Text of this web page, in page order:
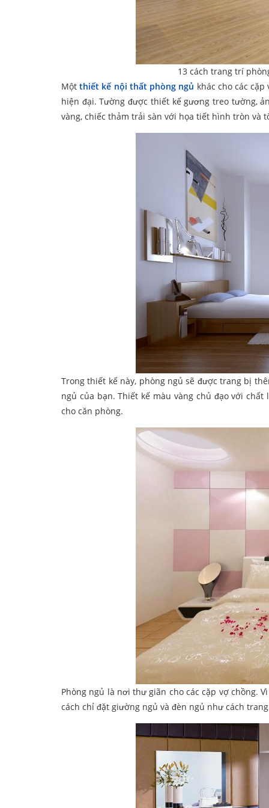
13 cách trang trí
Mộtthiết kế nội thất phòng ngủ khác cho các
hiện đại. Tường được thiết kế gương treo tường,
vàng, chiếc thảm trải sàn với họa tiết hình tròn và
Trong thiết kế này, phòng ngủ sẽ được trang bị
ngủ của bạn. Thiết kế màu vàng chủ đạo với
cho căn phòng.
Phòng ngủ là nơi thư giãn cho các cặp vợ chồng.
cách chỉ đặt giường ngủ và đèn ngủ như cách